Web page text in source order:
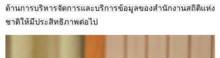
ด้านการบริหารจัดการและบริการข้อมูลของสำนักงานสถิติแห่ง
ชาติให้มีประสิทธิภาพต่อไป